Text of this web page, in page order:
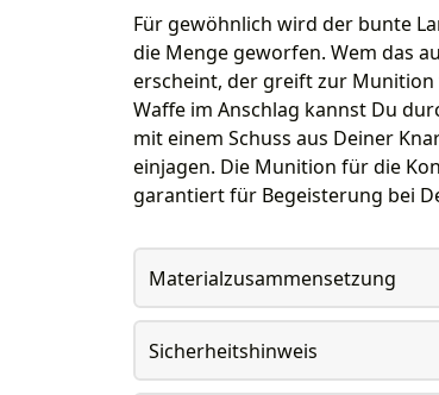
Für gewöhnlich wird der bunte
die Menge geworfen. Wem das
erscheint, der greift zur
Waffe im Anschlag kannst Du
mit einem Schuss aus Deiner
einjagen. Die Munition für die
garantiert für Begeisterung bei
Materialzusammensetzung
Sicherheitshinweis